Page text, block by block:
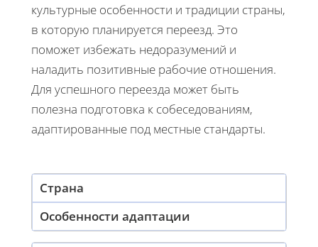
культурные особенности и традиции страны,
в которую планируется переезд. Это
поможет избежать недоразумений и
наладить позитивные рабочие отношения.
Для успешного переезда может быть
полезна подготовка к собеседованиям,
адаптированные под местные стандарты.
Страна
Особенности адаптации